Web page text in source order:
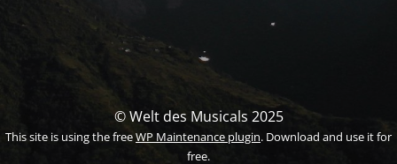
© Welt des Musicals 2025
This site is using the freeWP Maintenance plugin. Download and use it for
free.